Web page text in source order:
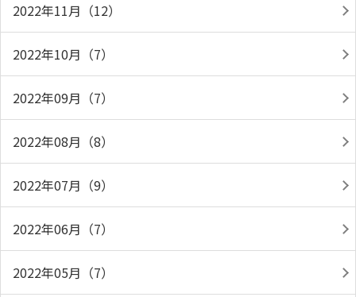
2022年11月（12）
2022年10月（7）
2022年09月（7）
2022年08月（8）
2022年07月（9）
2022年06月（7）
2022年05月（7）